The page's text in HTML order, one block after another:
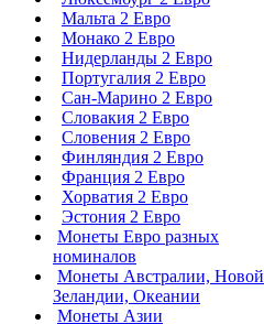
Мальта 2 Евро
Монако 2 Евро
Нидерланды 2 Евро
Португалия 2 Евро
Сан-Марино 2 Евро
Словакия 2 Евро
Словения 2 Евро
Финляндия 2 Евро
Франция 2 Евро
Хорватия 2 Евро
Эстония 2 Евро
Монеты Евро разных
номиналов
Монеты Австралии, Новой
Зеландии, Океании
Монеты Азии